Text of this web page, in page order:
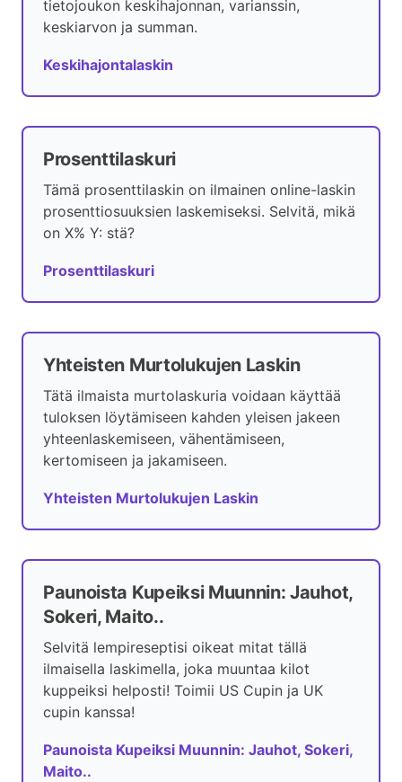
tietojoukon keskihajonnan, varianssin,
keskiarvon ja summan.
Keskihajontalaskin
Prosenttilaskuri
Tämä prosenttilaskin on ilmainen online-laskin
prosenttiosuuksien laskemiseksi. Selvitä, mikä
on X% Y: stä?
Prosenttilaskuri
Yhteisten Murtolukujen Laskin
Tätä ilmaista murtolaskuria voidaan käyttää
tuloksen löytämiseen kahden yleisen jakeen
yhteenlaskemiseen, vähentämiseen,
kertomiseen ja jakamiseen.
Yhteisten Murtolukujen Laskin
Paunoista Kupeiksi Muunnin: Jauhot,
Sokeri, Maito..
Selvitä lempireseptisi oikeat mitat tällä
ilmaisella laskimella, joka muuntaa kilot
kuppeiksi helposti! Toimii US Cupin ja UK
cupin kanssa!
Paunoista Kupeiksi Muunnin: Jauhot, Sokeri,
Maito..